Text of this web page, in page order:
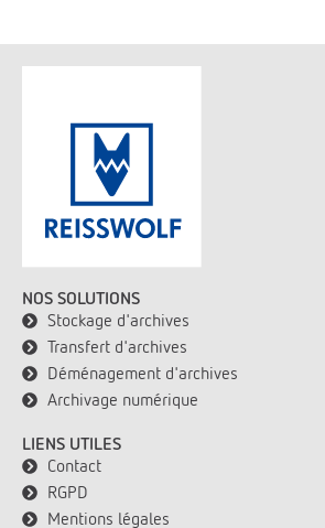
NOS SOLUTIONS
Stockage d'archives
Transfert d'archives
Déménagement d'archives
Archivage numérique
LIENS UTILES
Contact
RGPD
Mentions légales